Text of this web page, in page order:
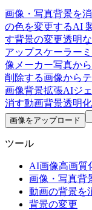
画像・写真背景を
の色を変更するAI
す背景の変更透明
アップスケーラー
像メーカー写真か
削除する画像から
画像背景拡張AIジ
消す動画背景透明
画像をアップロード
ツール
AI画像高画質
画像・写真背
動画の背景を
背景の変更